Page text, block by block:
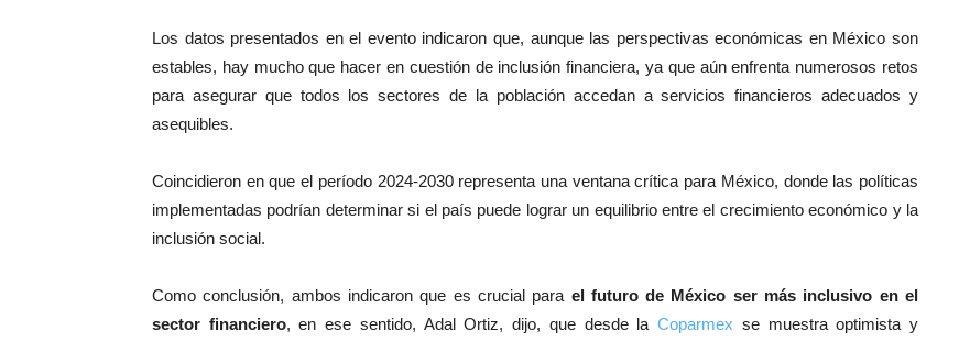
Los datos presentados en el evento indicaron que, aunque las perspectivas económicas en México son
estables, hay mucho que hacer en cuestión de inclusión financiera, ya que aún enfrenta numerosos retos
para asegurar que todos los sectores de la población accedan a servicios financieros adecuados y
asequibles.
Coincidieron en que el período 2024-2030 representa una ventana crítica para México, donde las políticas
implementadas podrían determinar si el país puede lograr un equilibrio entre el crecimiento económico y la
inclusión social.
Como conclusión, ambos indicaron que es crucial para el futuro de México ser más inclusivo en el
sector financiero, en ese sentido, Adal Ortiz, dijo, que desde laCoparmex se muestra optimista y